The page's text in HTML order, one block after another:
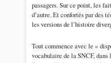
passagers. Sur ce point, les
d’autre. Et confortés par des
les versions de l’histoire
Tout commence avec le «
vocabulaire de la SNCF, dans